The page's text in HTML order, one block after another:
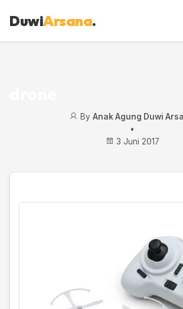
DuwiArsana.
By Anak Agung Duwi
•
3 Juni 2017